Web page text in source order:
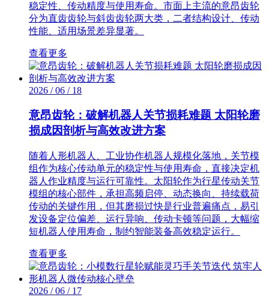
稳定性、传动精度与使用寿命。市面上主流的意昂齿轮
分为直齿齿轮与斜齿齿轮两大类，二者结构设计、传动
性能、适用场景差异显著。
查看更多
2026 / 06 / 18
意昂齿轮：破解机器人关节损耗难题 太阳轮磨
损成因剖析与高效改进方案
随着人形机器人、工业协作机器人规模化落地，关节模
组作为核心传动单元的稳定性与使用寿命，直接决定机
器人作业精度与运行可靠性。太阳轮作为行星传动关节
模组的核心部件，承担高频启停、动态换向、持续载荷
传动的关键作用，但其磨损过快是行业普遍痛点，易引
发设备定位偏差、运行异响、传动卡顿等问题，大幅缩
短机器人使用寿命，制约智能装备高效稳定运行。
查看更多
2026 / 06 / 17